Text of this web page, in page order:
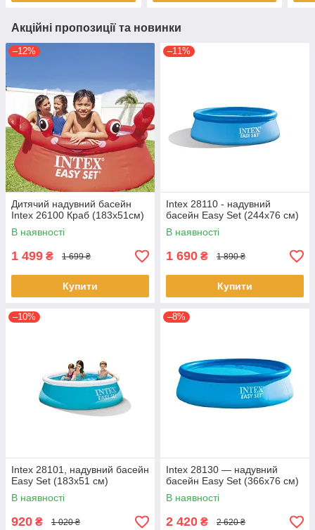
Акційні пропозиції та новинки
–12%
Дитячий надувний басейн
Intex 26100 Краб (183х51см)
В наявності
1 499 ₴ 1 699 ₴
Купити
–11%
Intex 28110 - надувний
басейн Easy Set (244x76 см)
В наявності
1 690 ₴ 1 890 ₴
Купити
–10%
Intex 28101, надувний басейн
Easy Set (183x51 см)
В наявності
920 ₴ 1 020 ₴
–8%
Intex 28130 — надувний
басейн Easy Set (366x76 см)
В наявності
2 420 ₴ 2 620 ₴